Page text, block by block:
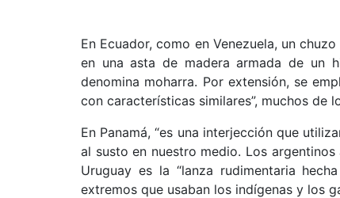
En Ecuador, como en Venezuela, un
en una asta de madera armada de un
denomina moharra. Por extensión, se
con características similares”, muchos de
En Panamá, “es una interjección que
al susto en nuestro medio. Los
Uruguay es la “lanza rudimentaria
extremos que usaban los indígenas y los